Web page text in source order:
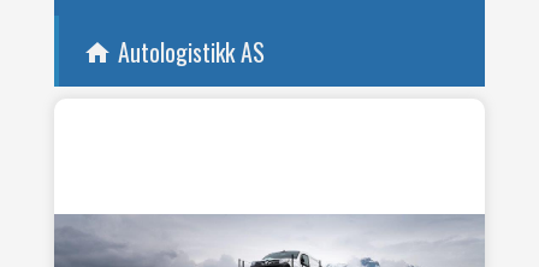
home Autologistikk AS